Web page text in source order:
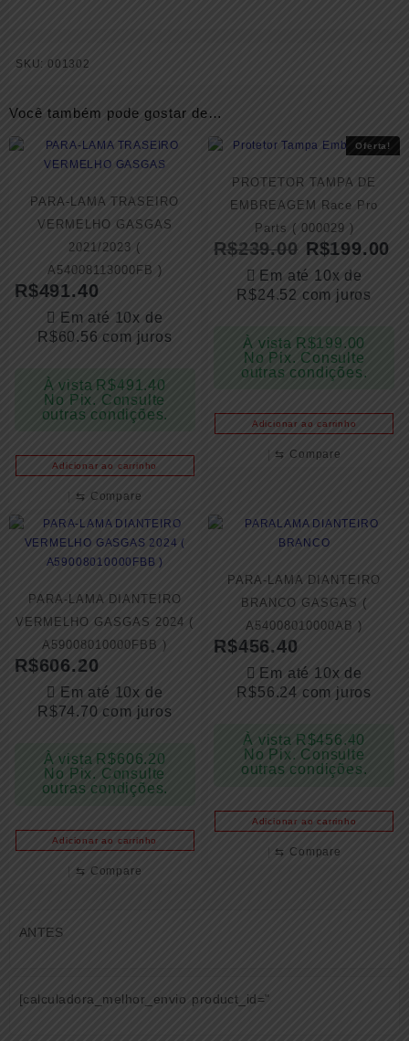
SKU: 001302
Você também pode gostar de…
PARA-LAMA TRASEIRO
VERMELHO GASGAS
2021/2023 (
A54008113000FB )
R$491.40
Em até 10x de
R$60.56 com juros
À vista R$491.40
No Pix. Consulte
outras condições.
Adicionar ao carrinho
⇆ Compare
Oferta!
PROTETOR TAMPA DE
EMBREAGEM Race Pro
Parts ( 000029 )
R$239.00 R$199.00
Em até 10x de
R$24.52 com juros
À vista R$199.00
No Pix. Consulte
outras condições.
Adicionar ao carrinho
⇆ Compare
PARA-LAMA DIANTEIRO
VERMELHO GASGAS 2024 (
A59008010000FBB )
R$606.20
Em até 10x de
R$74.70 com juros
À vista R$606.20
No Pix. Consulte
outras condições.
Adicionar ao carrinho
⇆ Compare
PARA-LAMA DIANTEIRO
BRANCO GASGAS (
A54008010000AB )
R$456.40
Em até 10x de
R$56.24 com juros
À vista R$456.40
No Pix. Consulte
outras condições.
Adicionar ao carrinho
⇆ Compare
ANTES
[calculadora_melhor_envio product_id="